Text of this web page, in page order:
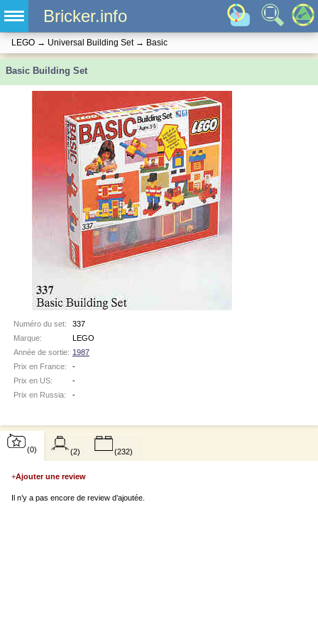
Bricker.info
LEGO → Universal Building Set→ Basic
Basic Building Set
Numéro du set:
337
Marque:
LEGO
Année de sortie: 1987
Prix en France:
-
Prix en US:
-
Prix en Russia:
-
(0)
+Ajouter une review
Il n’y a pas encore de review d’ajoutée.
(2) (232)